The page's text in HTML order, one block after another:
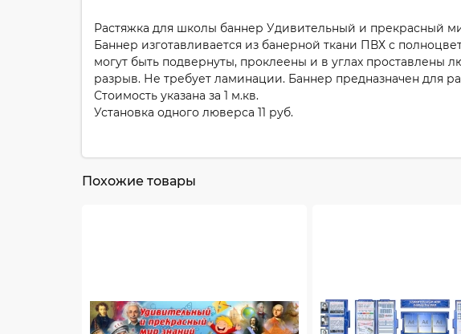
Растяжка для школы баннер Удивительный и прекрасный
Баннер изготавливается из банерной ткани ПВХ с
могут быть подвернуты, проклеены и в углах проставлены
разрыв. Не требует ламинации. Баннер предназначен для
Стоимость указана за 1 м.кв.
Установка одного люверса 11 руб.
Похожие товары